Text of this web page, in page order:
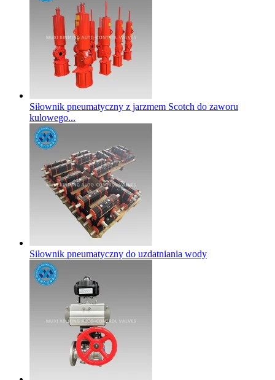
Siłownik pneumatyczny z jarzmem Scotch do zaworu
kulowego...
Siłownik pneumatyczny do uzdatniania wody